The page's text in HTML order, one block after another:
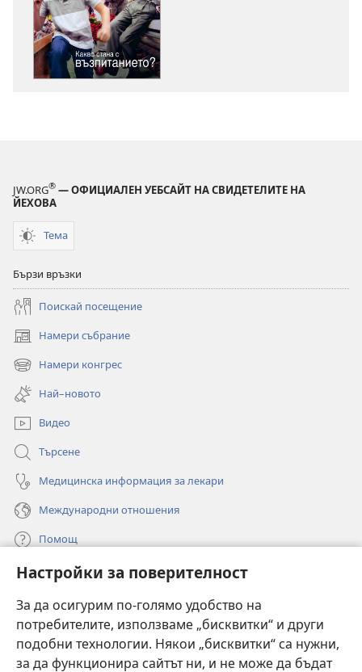
Настройки за поверителност
За да осигурим по-голямо удобство на
потребителите, използваме „бисквитки“ и други
подобни технологии. Някои „бисквитки“ са нужни,
за да функционира сайтът ни, и не може да бъдат
JW.ORG® — ОФИЦИАЛЕН УЕБСАЙТ НА СВИДЕТЕЛИТЕ НА
ЙЕХОВА
Тема
Бързи връзки
Поискай посещение
Намери събрание
(отваря
нов
прозорец)
Намери конгрес
(отваря
нов
прозорец)
Най–новото
Видео
Търсене
Медицинска информация за лекари
Международни отношения
Помощ
Дарения
нов
прозорец)ОНЛАЙН БИБЛИОТЕКА „Стражева кула“
(отваря
нов
прозорец)
JW Hub
(отваря